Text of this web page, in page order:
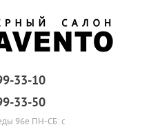
33-10
33-50
96е ПН-СБ: с